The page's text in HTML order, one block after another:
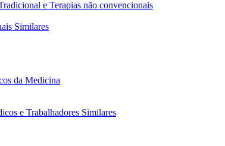
e Terapias não convencionais
Similares
da Medicina
e Trabalhadores Similares